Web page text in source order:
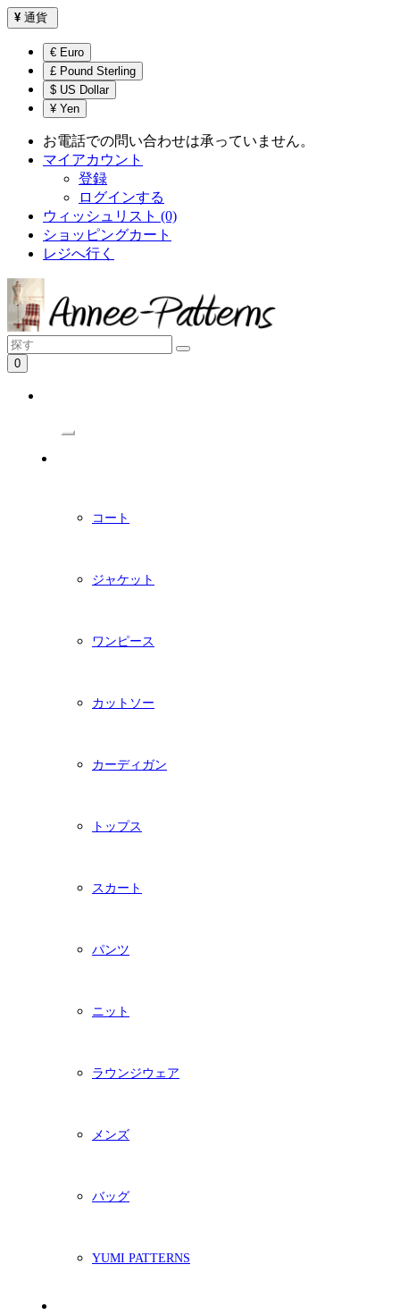
¥ 通貨
€ Euro
£ Pound Sterling
$ US Dollar
¥ Yen
お電話での問い合わせは承っていません。
マイアカウント
登録
ログインする
ウィッシュリスト (0)
ショッピングカート
レジへ行く
0
コート
ジャケット
ワンピース
カットソー
カーディガン
トップス
スカート
パンツ
ニット
ラウンジウェア
メンズ
バッグ
YUMI PATTERNS